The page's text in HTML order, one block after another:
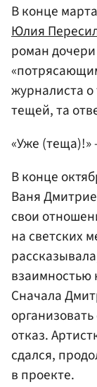
В конце
Юлия
роман
журналиста о
тещей, та
«Уже (теща)!»
В конце
Ваня
свои
на светских
взаимностью
Сначала
отказ.
сдался,
в проекте.